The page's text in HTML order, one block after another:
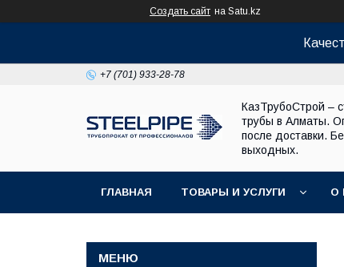
Создать сайт на Satu.kz
+7 (701) 933-28-78
КазТрубоСтрой –
трубы в Алматы.
после доставки.
выходных.
ГЛАВНАЯ ТОВАРЫ И УСЛУГИ О